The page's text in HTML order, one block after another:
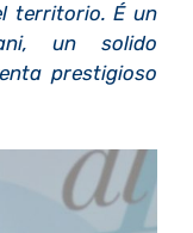
territorio. É un
un solido
prestigioso